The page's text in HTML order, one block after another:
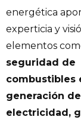
energética
experticia y
elementos
seguridad de
combustibles
generación de
electricidad,